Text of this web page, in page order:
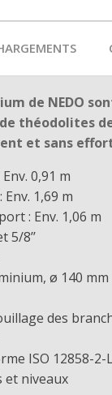
de NEDO
théodolites
et sans
0,91 m
1,69 m
: Env. 1,06 m
5/8’’
ø 140 mm
des
ISO 12858-2-
et niveaux